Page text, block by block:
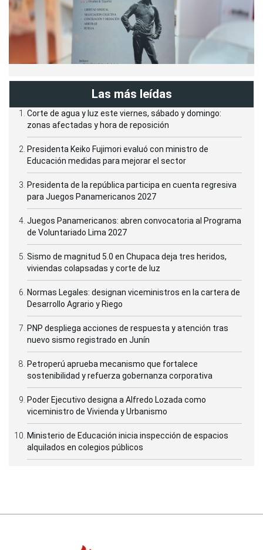
Las más leídas
Corte de agua y luz este viernes, sábado y domingo:
zonas afectadas y hora de reposición
Presidenta Keiko Fujimori evaluó con ministro de
Educación medidas para mejorar el sector
Presidenta de la república participa en cuenta regresiva
para Juegos Panamericanos 2027
Juegos Panamericanos: abren convocatoria al Programa
de Voluntariado Lima 2027
Sismo de magnitud 5.0 en Chupaca deja tres heridos,
viviendas colapsadas y corte de luz
Normas Legales: designan viceministros en la cartera de
Desarrollo Agrario y Riego
PNP despliega acciones de respuesta y atención tras
nuevo sismo registrado en Junín
Petroperú aprueba mecanismo que fortalece
sostenibilidad y refuerza gobernanza corporativa
Poder Ejecutivo designa a Alfredo Lozada como
viceministro de Vivienda y Urbanismo
Ministerio de Educación inicia inspección de espacios
alquilados en colegios públicos